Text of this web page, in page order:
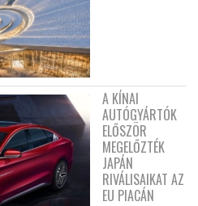
A KÍNAI
AUTÓGYÁRTÓK
ELŐSZÖR
MEGELŐZTÉK
JAPÁN
RIVÁLISAIKAT AZ
EU PIACÁN